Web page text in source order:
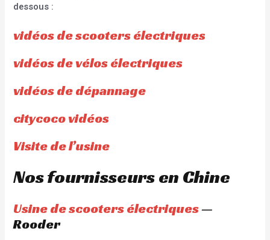
dessous :
vidéos de scooters électriques
vidéos de vélos électriques
vidéos de dépannage
citycoco vidéos
Visite de l’usine
Nos fournisseurs en Chine
Usine de scooters électriques—
Rooder